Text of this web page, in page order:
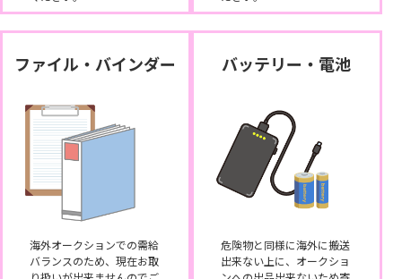
ファイル・バインダー
海外オークションでの需給
バランスのため、現在お取
バッテリー・電池
危険物と同様に海外に搬送
出来ない上に、オークショ